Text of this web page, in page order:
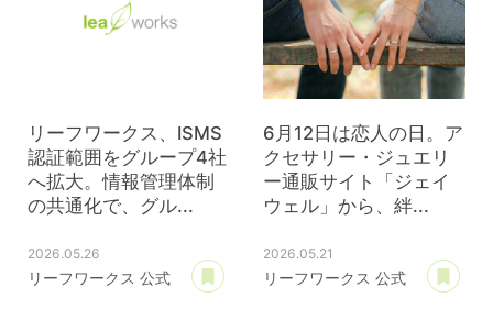
リーフワークス、ISMS
認証範囲をグループ4社
へ拡大。情報管理体制
の共通化で、グル...
2026.05.26
リーフワークス 公式
あとで読む
6月12日は恋人の日。ア
クセサリー・ジュエリ
ー通販サイト「ジェイ
ウェル」から、絆...
2026.05.21
リーフワークス 公式